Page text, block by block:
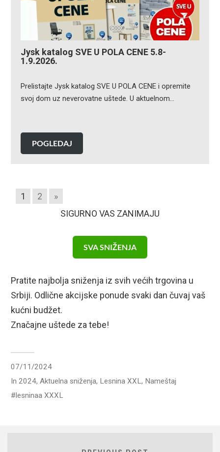
Jysk katalog SVE U POLA CENE 5.8-
1.9.2026.
Prelistajte Jysk katalog SVE U POLA CENE i opremite
svoj dom uz neverovatne uštede. U aktuelnom…
POGLEDAJ
1 2
»
SIGURNO VAS ZANIMAJU
SVA SNIŽENJA
Pratite najbolja sniženja iz svih većih trgovina u
Srbiji. Odlične akcijske ponude svaki dan čuvaj vaš
kućni budžet.
Značajne uštede za tebe!
07/11/2024
In2024,Aktuelna sniženja, Lesnina XXL, Nameštaj
lesninaa XXXL